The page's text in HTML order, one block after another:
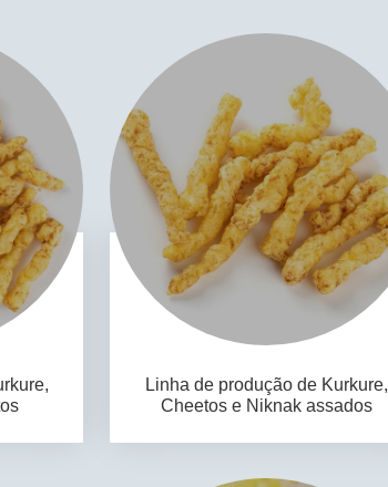
Linha de produção de Kurkure,
Cheetos e Niknak assados